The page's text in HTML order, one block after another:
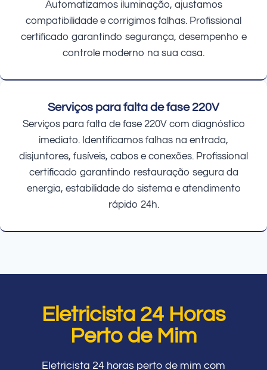
Automatizamos iluminação, ajustamos
compatibilidade e corrigimos falhas. Profissional
certificado garantindo segurança, desempenho e
controle moderno na sua casa.
Serviços para falta de fase 220V
Serviços para falta de fase 220V com diagnóstico
imediato. Identificamos falhas na entrada,
disjuntores, fusíveis, cabos e conexões. Profissional
certificado garantindo restauração segura da
energia, estabilidade do sistema e atendimento
rápido 24h.
Eletricista 24 Horas
Perto de Mim
Eletricista 24 horas perto de mim com